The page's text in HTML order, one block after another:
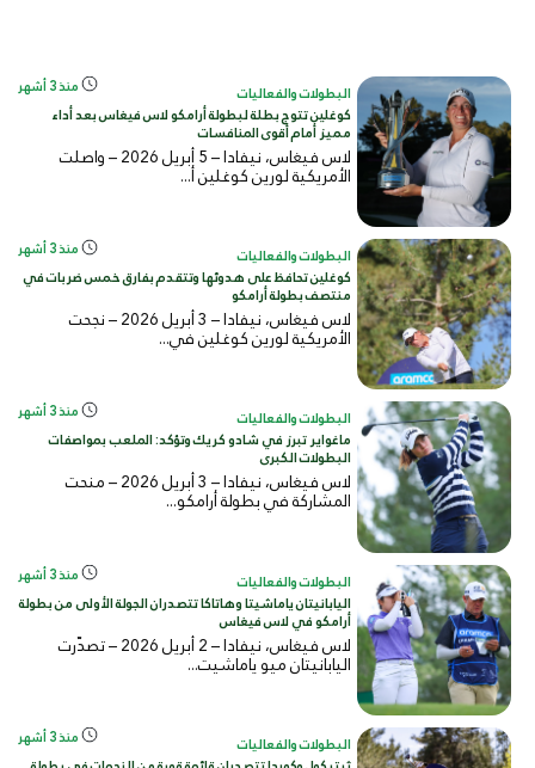
البطولات والفعاليات منذ 3 أشهر
كوغلين تتوج بطلة لبطولة أرامكو لاس فيغاس بعد أداء
مميز أمام أقوى المنافسات
لاس فيغاس، نيفادا – 5 أبريل 2026 – واصلت
الأمريكية لورين كوغلين أ...
البطولات والفعاليات منذ 3 أشهر
كوغلين تحافظ على هدوئها وتتقدم بفارق خمس ضربات في
منتصف بطولة أرامكو
لاس فيغاس، نيفادا – 3 أبريل 2026 – نجحت
الأمريكية لورين كوغلين في...
البطولات والفعاليات منذ 3 أشهر
ماغواير تبرز في شادو كريك وتؤكد: الملعب بمواصفات
البطولات الكبرى
لاس فيغاس، نيفادا – 3 أبريل 2026 – منحت
المشاركة في بطولة أرامكو...
البطولات والفعاليات منذ 3 أشهر
اليابانيتان ياماشيتا وهاتاكا تتصدران الجولة الأولى من بطولة
أرامكو في لاس فيغاس
لاس فيغاس، نيفادا – 2 أبريل 2026 – تصدّرت
اليابانيتان ميو ياماشيت...
البطولات والفعاليات منذ 3 أشهر